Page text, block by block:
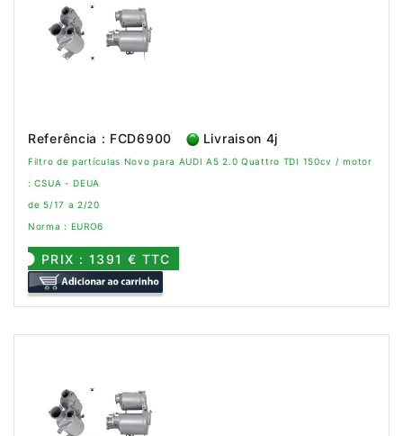
Referência : FCD6900 Livraison 4j
Filtro de partículas Novo para AUDI A5 2.0 Quattro TDI 150cv / motor
: CSUA - DEUA
de 5/17 a 2/20
Norma : EURO6
PRIX : 1391 € TTC